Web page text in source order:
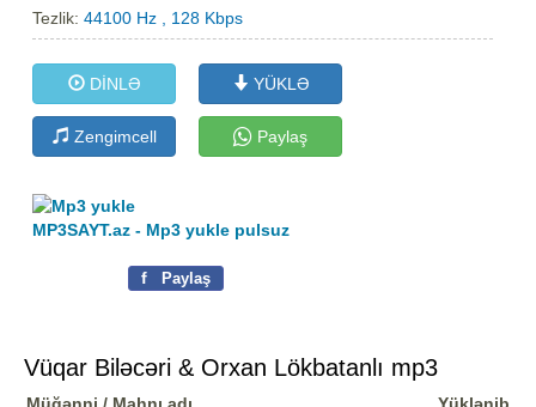
Tezlik:44100 Hz , 128 Kbps
DİNLƏ YÜKLƏ
Zengimcell Paylaş
MP3SAYT.az - Mp3 yukle pulsuz
f Paylaş
Vüqar Biləcəri & Orxan Lökbatanlı mp3